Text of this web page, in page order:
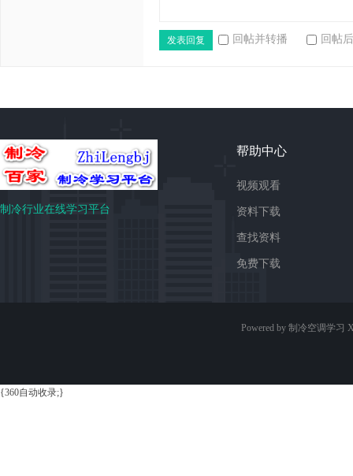
发表回复 回帖并转播 回帖
制冷行业在线学习平台
帮助中心
视频观看
资料下载
查找资料
免费下载
Powered by 制冷空调学习
{360自动收录;}